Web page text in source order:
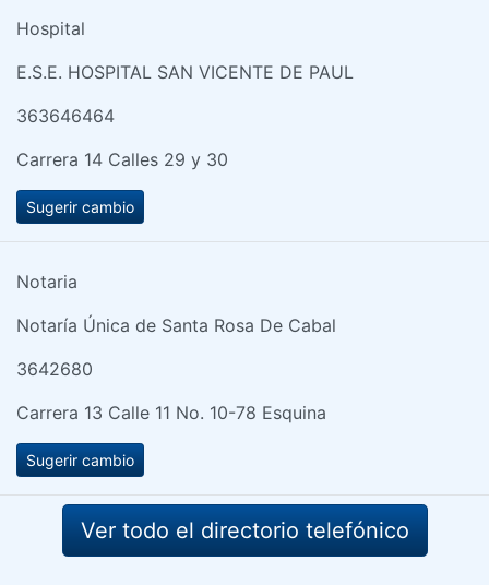
Hospital
E.S.E. HOSPITAL SAN VICENTE DE PAUL
363646464
Carrera 14 Calles 29 y 30
Sugerir cambio
Notaria
Notaría Única de Santa Rosa De Cabal
3642680
Carrera 13 Calle 11 No. 10-78 Esquina
Sugerir cambio
Ver todo el directorio telefónico